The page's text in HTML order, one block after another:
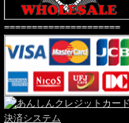
=====================